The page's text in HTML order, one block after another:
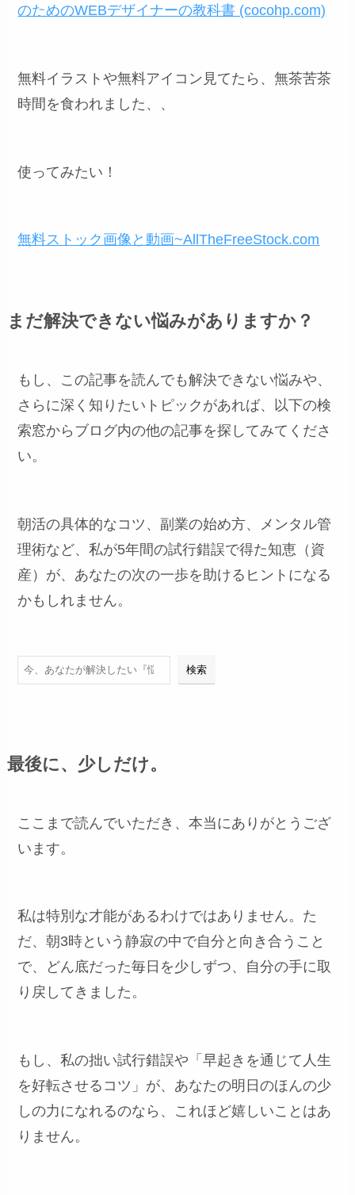
のためのWEBデザイナーの教科書 (cocohp.com)
無料イラストや無料アイコン見てたら、無茶苦茶
時間を食われました、、
使ってみたい！
無料ストック画像と動画~AllTheFreeStock.com
まだ解決できない悩みがありますか？
もし、この記事を読んでも解決できない悩みや、
さらに深く知りたいトピックがあれば、以下の検
索窓からブログ内の他の記事を探してみてくださ
い。
朝活の具体的なコツ、副業の始め方、メンタル管
理術など、私が5年間の試行錯誤で得た知恵（資
産）が、あなたの次の一歩を助けるヒントになる
かもしれません。
検索 検索
最後に、少しだけ。
ここまで読んでいただき、本当にありがとうござ
います。
私は特別な才能があるわけではありません。た
だ、朝3時という静寂の中で自分と向き合うこと
で、どん底だった毎日を少しずつ、自分の手に取
り戻してきました。
もし、私の拙い試行錯誤や「早起きを通じて人生
を好転させるコツ」が、あなたの明日のほんの少
しの力になれるのなら、これほど嬉しいことはあ
りません。